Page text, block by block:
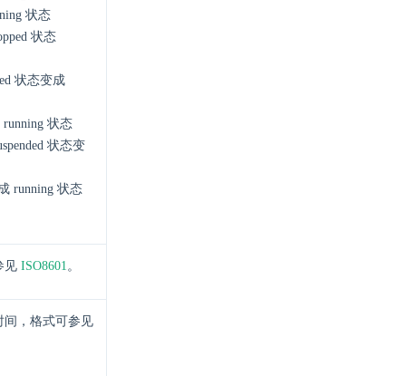
状态
状态
状态变成
running 状态
状态变
running 状态
见 ISO8601。
间，格式可参见